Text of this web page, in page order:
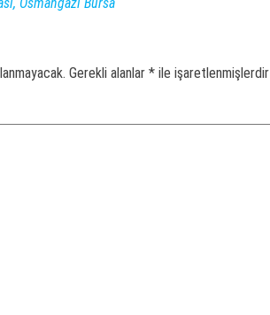
Osmangazi Bursa
Gerekli alanlar * ile işaretlenmişlerdir